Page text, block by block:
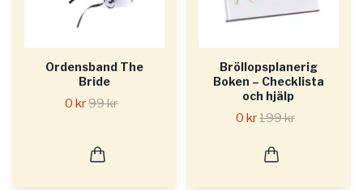
Ordensband The
Bride
0 kr99 kr
Bröllopsplanerig
Boken – Checklista
och hjälp
0 kr199 kr